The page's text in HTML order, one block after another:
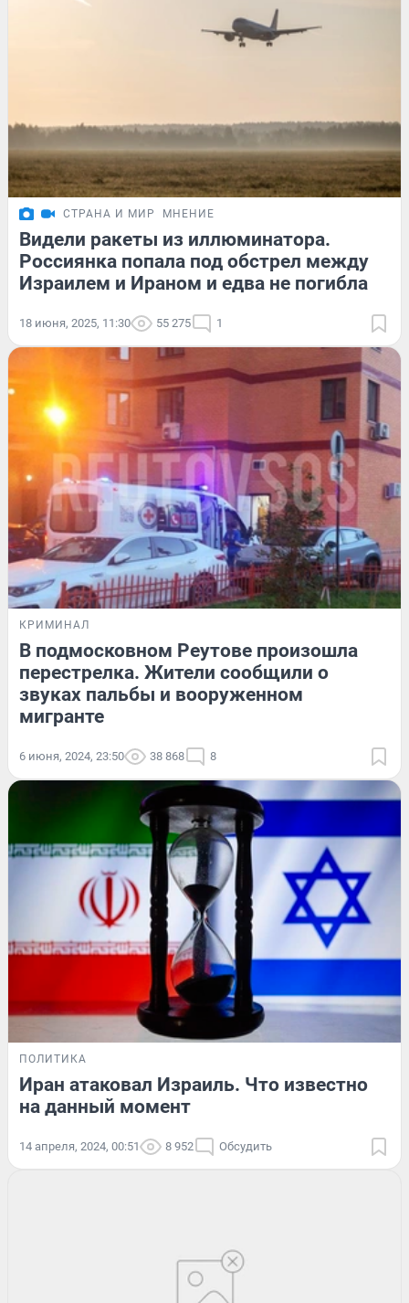
СТРАНА И МИР МНЕНИЕ
Видели ракеты из иллюминатора.
Россиянка попала под обстрел между
Израилем и Ираном и едва не погибла
18 июня, 2025, 11:30 55 275 1
КРИМИНАЛ
В подмосковном Реутове произошла
перестрелка. Жители сообщили о
звуках пальбы и вооруженном
мигранте
6 июня, 2024, 23:50 38 868 8
ПОЛИТИКА
Иран атаковал Израиль. Что известно
на данный момент
14 апреля, 2024, 00:51 8 952 Обсудить